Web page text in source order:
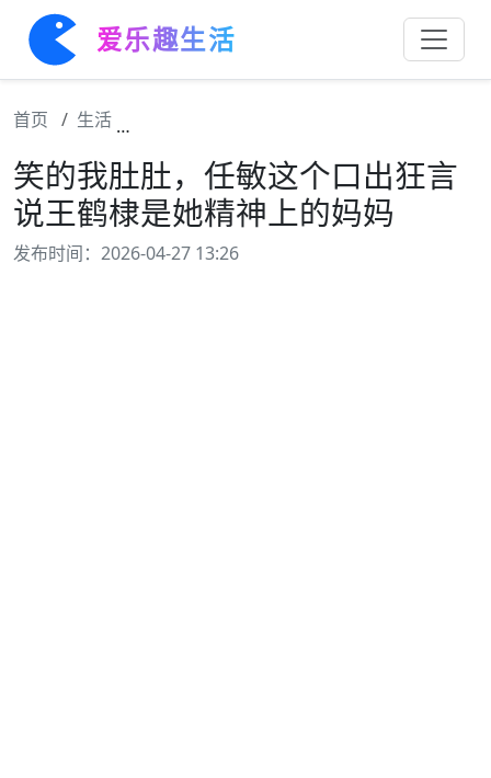
爱乐趣生活
首页 生活
笑的我肚肚，任敏这个口出狂言
说王鹤棣是她精神上的妈妈
发布时间：2026-04-27 13:26